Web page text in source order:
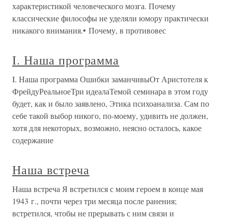
характеристикой человеческого мозга. Почему
классические философы не уделяли юмору практически
никакого внимания.• Почему, в противовес
I. Наша программа
I. Наша программа Ошибки заманчивыОт Аристотеля к
ФрейдуРеальноеТри идеалаТемой семинара в этом году
будет, как и было заявлено, Этика психоанализа. Сам по
себе такой выбор никого, по-моему, удивить не должен,
хотя для некоторых, возможно, неясно осталось, какое
содержание
Наша встреча
Наша встреча Я встретился с моим героем в конце мая
1943 г., почти через три месяца после ранения;
встретился, чтобы не прерывать с ним связи и